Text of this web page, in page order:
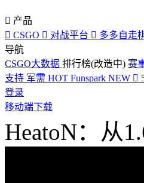
 产品
 CSGO  对战平台  多多自走
导航
CSGO大数据 排行榜(改造中) 赛
支持 军需 HOT Funspark NEW 
登录
移动端下载
HeatoN：从